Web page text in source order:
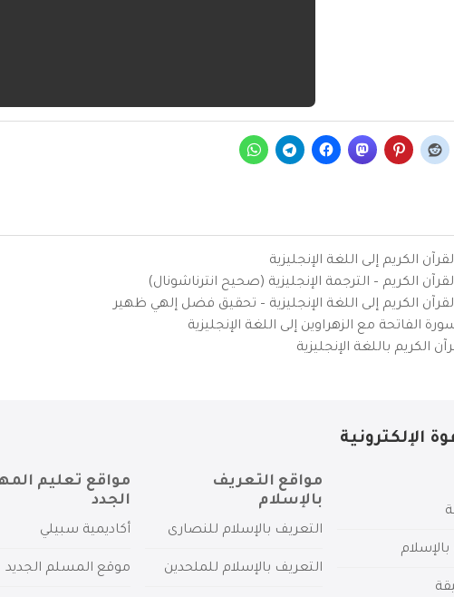
الكريم إلى اللغة الإنجليزية
الكريم – الترجمة الإنجليزية (صحيح انترناشونال)
الكريم إلى اللغة الإنجليزية – تحقيق فضل إلهي ظهير
الفاتحة مع الزهراوين إلى اللغة الإنجليزية
الكريم باللغة الإنجليزية
الإلكترونية
مواقع التعريف
بالإسلام
التعريف بالإسلام للنصارى
التعريف بالإسلام للملحدين
مواقع تعليم
الجدد
أكاديمية سبيلي
موقع المسلم الجديد